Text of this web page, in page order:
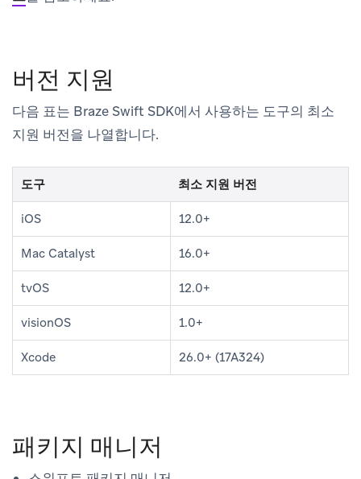
버전 지원
다음 표는 Braze Swift SDK에서 사용하는 도구의 최소
지원 버전을 나열합니다.
도구 최소 지원 버전
iOS 12.0+
Mac Catalyst 16.0+
tvOS 12.0+
visionOS 1.0+
Xcode 26.0+ (17A324)
패키지 매니저